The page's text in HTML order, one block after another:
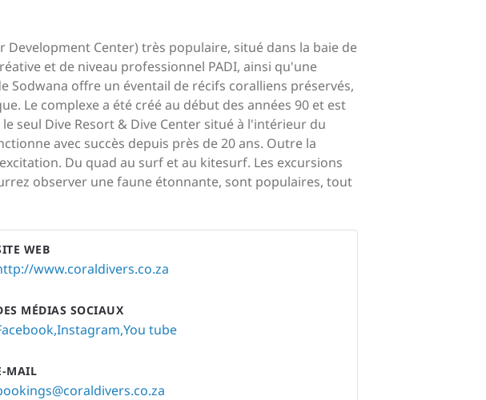
Development Center) très populaire, situé dans la baie de
et de niveau professionnel PADI, ainsi qu'une
offre un éventail de récifs coralliens préservés,
Le complexe a été créé au début des années 90 et est
seul Dive Resort & Dive Center situé à l'intérieur du
avec succès depuis près de 20 ans. Outre la
Du quad au surf et au kitesurf. Les excursions
observer une faune étonnante, sont populaires, tout
WEB
www.coraldivers.co.za
MÉDIAS SOCIAUX
Instagram You tube
MAIL